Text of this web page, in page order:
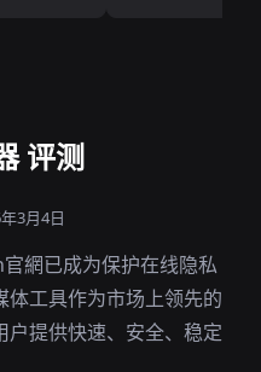
评测
3月4日
網已成为保护在线隐私
工具作为市场上领先的
户提供快速、安全、稳定